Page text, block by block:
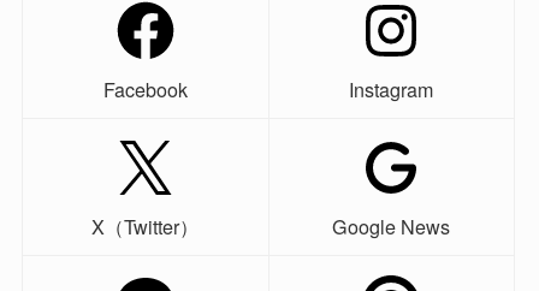
Facebook Instagram
X（Twitter） Google News